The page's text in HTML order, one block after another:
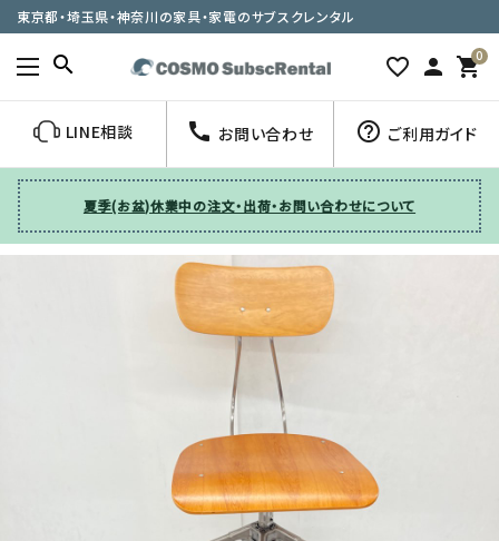
東京都・埼玉県・神奈川の家具・家電のサブスクレンタル
search favorite_border person 0
shopping_cart
LINE相談 call お問い合わせ help_outline ご利用ガイド
夏季(お盆)休業中の注文・出荷・お問い合わせについて